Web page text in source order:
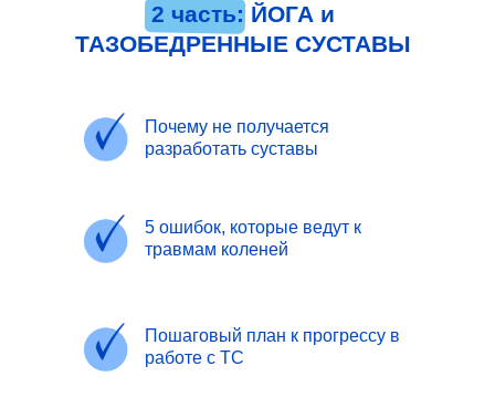
Почему не получается
разработать суставы
5 ошибок, которые ведут к
травмам коленей
Пошаговый план к прогрессу в
работе с ТС
2 часть: ЙОГА и
ТАЗОБЕДРЕННЫЕ СУСТАВЫ